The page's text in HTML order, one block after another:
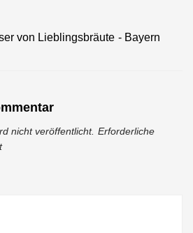
von Lieblingsbräute - Bayern
nicht veröffentlicht. Erforderliche